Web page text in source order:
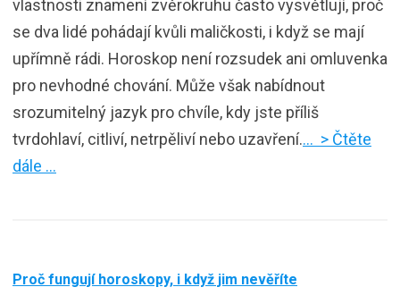
vlastnosti znamení zvěrokruhu často vysvětlují, proč
se dva lidé pohádají kvůli maličkosti, i když se mají
upřímně rádi. Horoskop není rozsudek ani omluvenka
pro nevhodné chování. Může však nabídnout
srozumitelný jazyk pro chvíle, kdy jste příliš
tvrdohlaví, citliví, netrpěliví nebo uzavření.… > Čtěte
dále …
Proč fungují horoskopy, i když jim nevěříte